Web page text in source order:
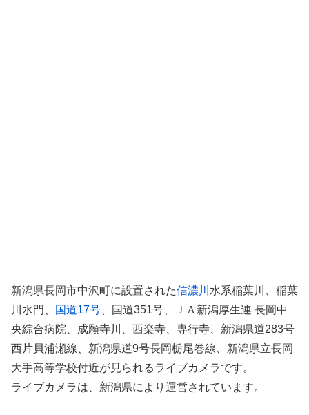
新潟県長岡市中沢町に設置された信濃川 水系稲葉川、稲葉
川水門、
国道17号 、国道351号、ＪＡ新潟厚生連 長岡中
央綜合病院、成願寺川、西楽寺、専行寺、新潟県道283号
西片貝浦瀬線、新潟県道9号長岡栃尾巻線、新潟県立長岡
大手高等学校付近が見られるライブカメラです。
ライブカメラは、新潟県により運営されています。